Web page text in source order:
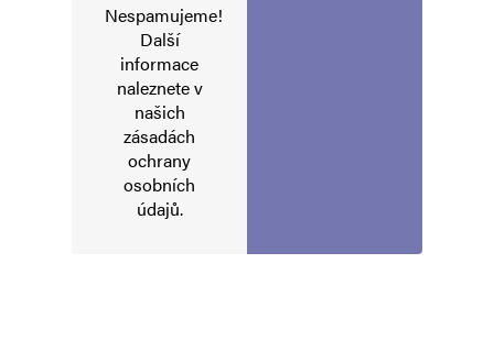
Nespamujeme!
Další
informace
naleznete v
našich
zásadách
ochrany
osobních
údajů.